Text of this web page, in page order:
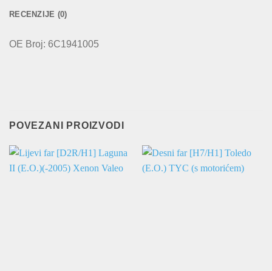
RECENZIJE (0)
OE Broj: 6C1941005
POVEZANI PROIZVODI